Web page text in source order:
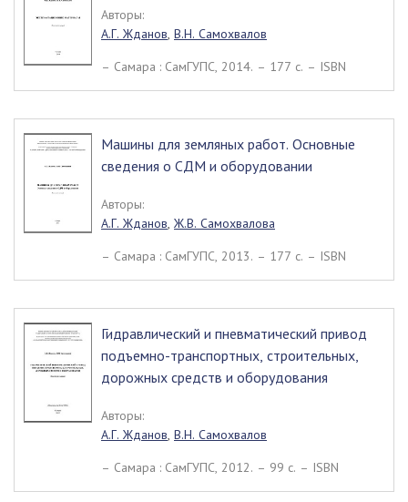
Авторы:
А.Г. Жданов, В.Н. Самохвалов
– Самара : СамГУПС, 2014. – 177 c. – ISBN
Машины для земляных работ. Основные
сведения о СДМ и оборудовании
Авторы:
А.Г. Жданов, Ж.В. Самохвалова
– Самара : СамГУПС, 2013. – 177 c. – ISBN
Гидравлический и пневматический привод
подъемно-транспортных, строительных,
дорожных средств и оборудования
Авторы:
А.Г. Жданов, В.Н. Самохвалов
– Самара : СамГУПС, 2012. – 99 c. – ISBN